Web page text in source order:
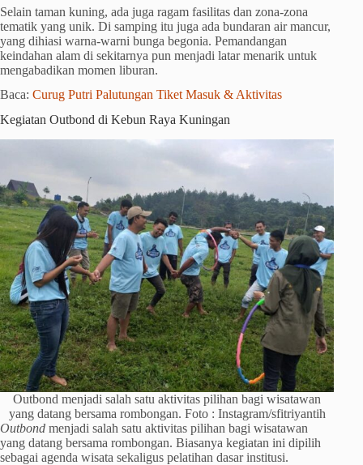
Selain taman kuning, ada juga ragam fasilitas dan zona-zona
tematik yang unik. Di samping itu juga ada bundaran air mancur,
yang dihiasi warna-warni bunga begonia. Pemandangan
keindahan alam di sekitarnya pun menjadi latar menarik untuk
mengabadikan momen liburan.
Baca: Curug Putri Palutungan Tiket Masuk & Aktivitas
Kegiatan Outbond di Kebun Raya Kuningan
Outbond menjadi salah satu aktivitas pilihan bagi wisatawan
yang datang bersama rombongan. Foto : Instagram/sfitriyantih
Outbond menjadi salah satu aktivitas pilihan bagi wisatawan
yang datang bersama rombongan. Biasanya kegiatan ini dipilih
sebagai agenda wisata sekaligus pelatihan dasar institusi.